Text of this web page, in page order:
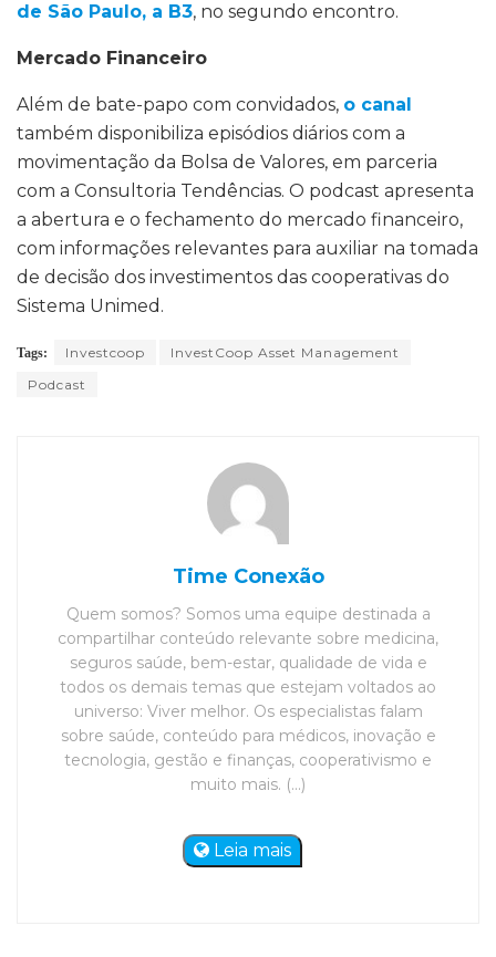
de São Paulo, a B3, no segundo encontro.
Mercado Financeiro
Além de bate-papo com convidados, o canal
também disponibiliza episódios diários com a
movimentação da Bolsa de Valores, em parceria
com a Consultoria Tendências. O podcast apresenta
a abertura e o fechamento do mercado financeiro,
com informações relevantes para auxiliar na tomada
de decisão dos investimentos das cooperativas do
Sistema Unimed.
Tags: Investcoop
InvestCoop Asset Management
Podcast
Time Conexão
Quem somos? Somos uma equipe destinada a
compartilhar conteúdo relevante sobre medicina,
seguros saúde, bem-estar, qualidade de vida e
todos os demais temas que estejam voltados ao
universo: Viver melhor. Os especialistas falam
sobre saúde, conteúdo para médicos, inovação e
tecnologia, gestão e finanças, cooperativismo e
muito mais. (...)
Leia mais